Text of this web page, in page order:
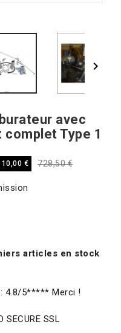

avec
complet Type 1
€ 728,50 €
articles en stock
4.8/5***** Merci !
SSL